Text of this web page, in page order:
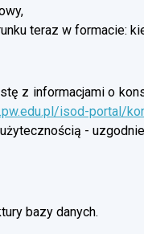
teraz w formacie:
z informacjami o
isod-portal/
-
bazy danych.